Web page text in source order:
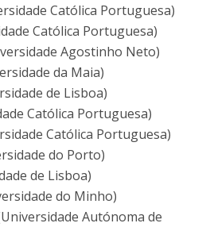
Católica Portuguesa)
Católica Portuguesa)
Agostinho Neto)
da Maia)
de Lisboa)
Católica Portuguesa)
Católica Portuguesa)
do Porto)
de Lisboa)
do Minho)
Autónoma de